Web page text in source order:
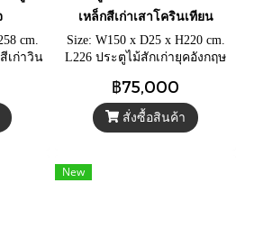
cm.
เก่าวิน
ะจกสี
คยาว
เหล็กสีเก่าเสาโครินเทียน
Size: W150 x D25 x H220 cm.
L226 ประตูไม้สักเก่ายุคอังกฤษ
ประตูรั้วหน้าบ้านแต่งแถบเหล็ก
และดอกไม้ทองเหลือง
฿75,000
สั่งซื้อสินค้า
New